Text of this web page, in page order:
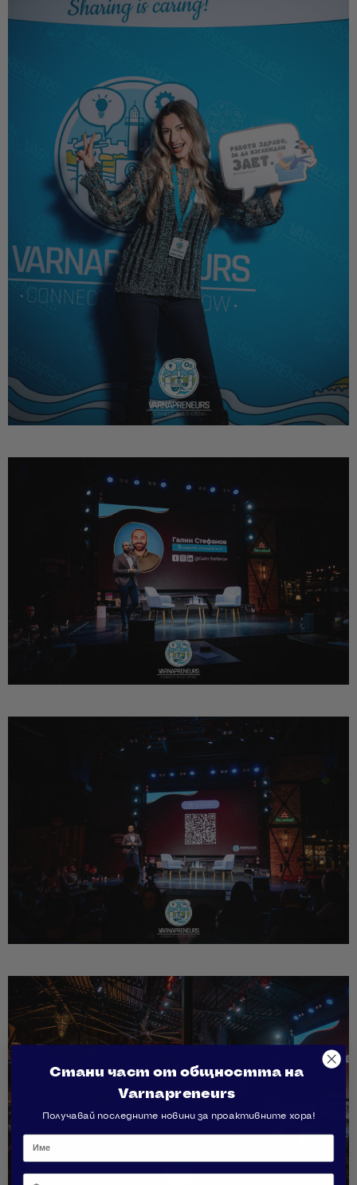
Стани част от общността на
Varnapreneurs
Получавай последните новини за проактивните хора!